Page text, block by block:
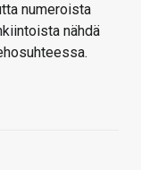
numeroista
nähdä